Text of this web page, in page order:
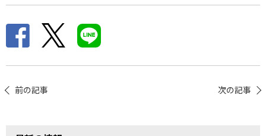
投前の記事 次の記事